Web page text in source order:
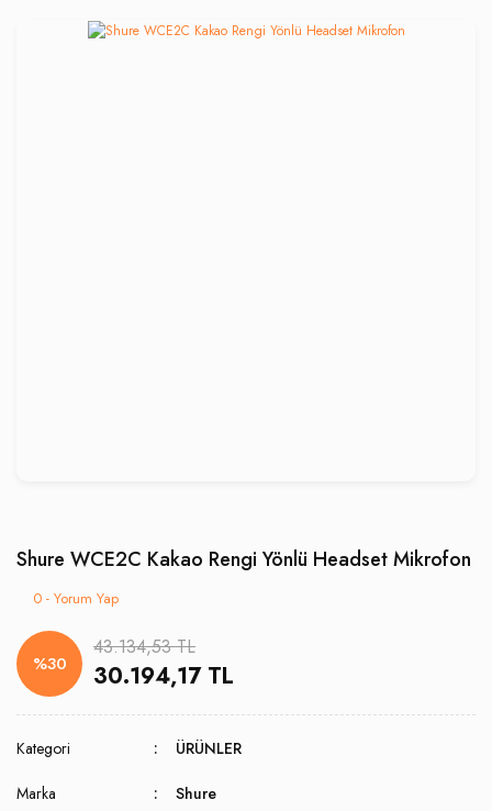
Shure WCE2C Kakao Rengi Yönlü Headset Mikrofon
0 - Yorum Yap
%30
43.134,53 TL
30.194,17 TL
Kategori ÜRÜNLER
Marka Shure